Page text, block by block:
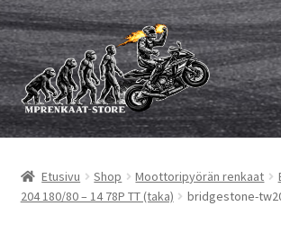
Siirry
navigointiin
Siirry
sisältöön
MP renkaat
Sisärenkaat ja nauhat
Etusivu Shop Moottoripyörän renkaat
204 180/80 – 14 78P TT (taka)
bridgestone-